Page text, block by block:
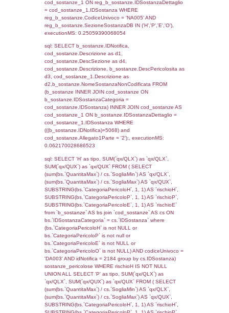
cod_territori_tipologia ON
(f_territori_limitrofi.IDTipologiaTerritorio =
cod_territori_tipologia.IDTipologiaTerritorio)
(f_territori_limitrofi.IDTipoTerritorio =
cod_territori_tipologia.IDTerritorioTP)
(((f_territori_limitrofi.IDNotifica)=5068) AND
((f_territori_limitrofi.IDTipoTerritorio)=7)),
0.068403959274292
sql: SELECT f_territori_limitrofi.Distanza,
f_territori_limitrofi.Direzione,
f_territori_limitrofi.Denominazione,
rofi.DescAltro FROM f_territori_limitrofi
cod_territori_tipologia ON
(f_territori_limitrofi.IDTipologiaTerritorio =
cod_territori_tipologia.IDTipologiaTerritorio)
(f_territori_limitrofi.IDTipoTerritorio =
cod_territori_tipologia.IDTerritorioTP)
(((f_territori_limitrofi.IDNotifica)=5068) AND
((f_territori_limitrofi.IDTipoTerritorio)=8)),
0.068161964416504
sql: SELECT
reg_f_territori_limitrofi.Direzione,
reg_f_territori_limitrofi.Denominazione,